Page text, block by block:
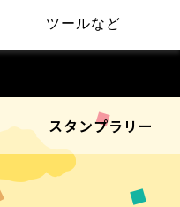
ツールなど
スタンプラリー